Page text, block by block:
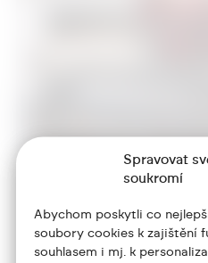
Spravovat
soukromí
Abychom poskytli co
soubory cookies k zajištění
souhlasem i mj. k
+420